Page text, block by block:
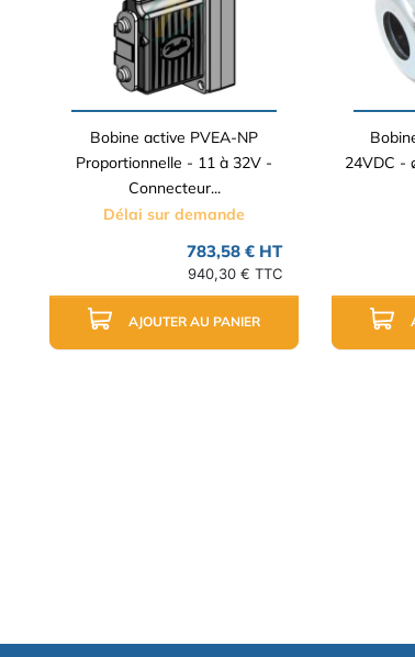
Bobine active PVEA-NP
Proportionnelle - 11 à 32V -
Connecteur...
Délai sur demande
783,58 € HT
940,30 € TTC
AJOUTER AU PANIER
24VDC -